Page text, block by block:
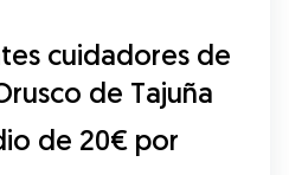
cuidadores de
de Tajuña
de 20€ por